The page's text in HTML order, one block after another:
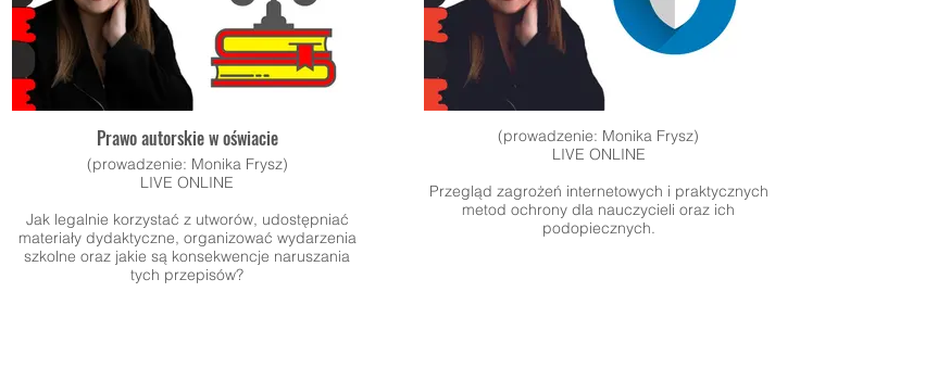
Prawo autorskie w oświacie
(prowadzenie: Monika Frysz)
LIVE ONLINE
Jak legalnie korzystać z utworów, udostępniać
materiały dydaktyczne, organizować wydarzenia
szkolne oraz jakie są konsekwencje naruszania
tych przepisów?
(prowadzenie: Monika Frysz)
LIVE ONLINE
Przegląd zagrożeń internetowych i praktycznych
metod ochrony dla nauczycieli oraz ich
podopiecznych.